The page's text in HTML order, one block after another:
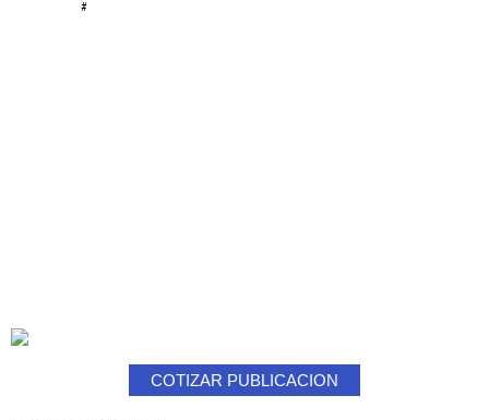
#
COTIZAR PUBLICACION